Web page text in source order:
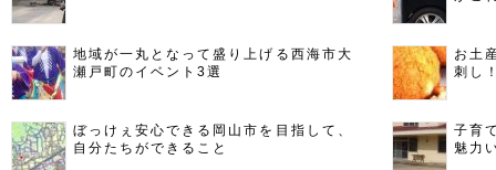
地域が一丸となって盛り上げる西海市大
瀬戸町のイベント3選
お土
刺し
ぼっけぇ安心できる岡山市を目指して、
自分たちができること
子育
魅力